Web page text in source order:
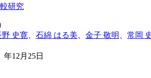
研究
野 史寛 石綿 はる美 金子 敬明 常岡
年12月25日